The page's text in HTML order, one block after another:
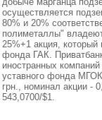
осуществляется
80% и 20%
полиметаллы"
25%+1 акция,
фонда ГАК.
иностранных
уставного фонда
грн., номинал акции -
543,0700/$1.